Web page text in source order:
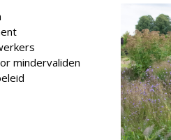
mindervaliden